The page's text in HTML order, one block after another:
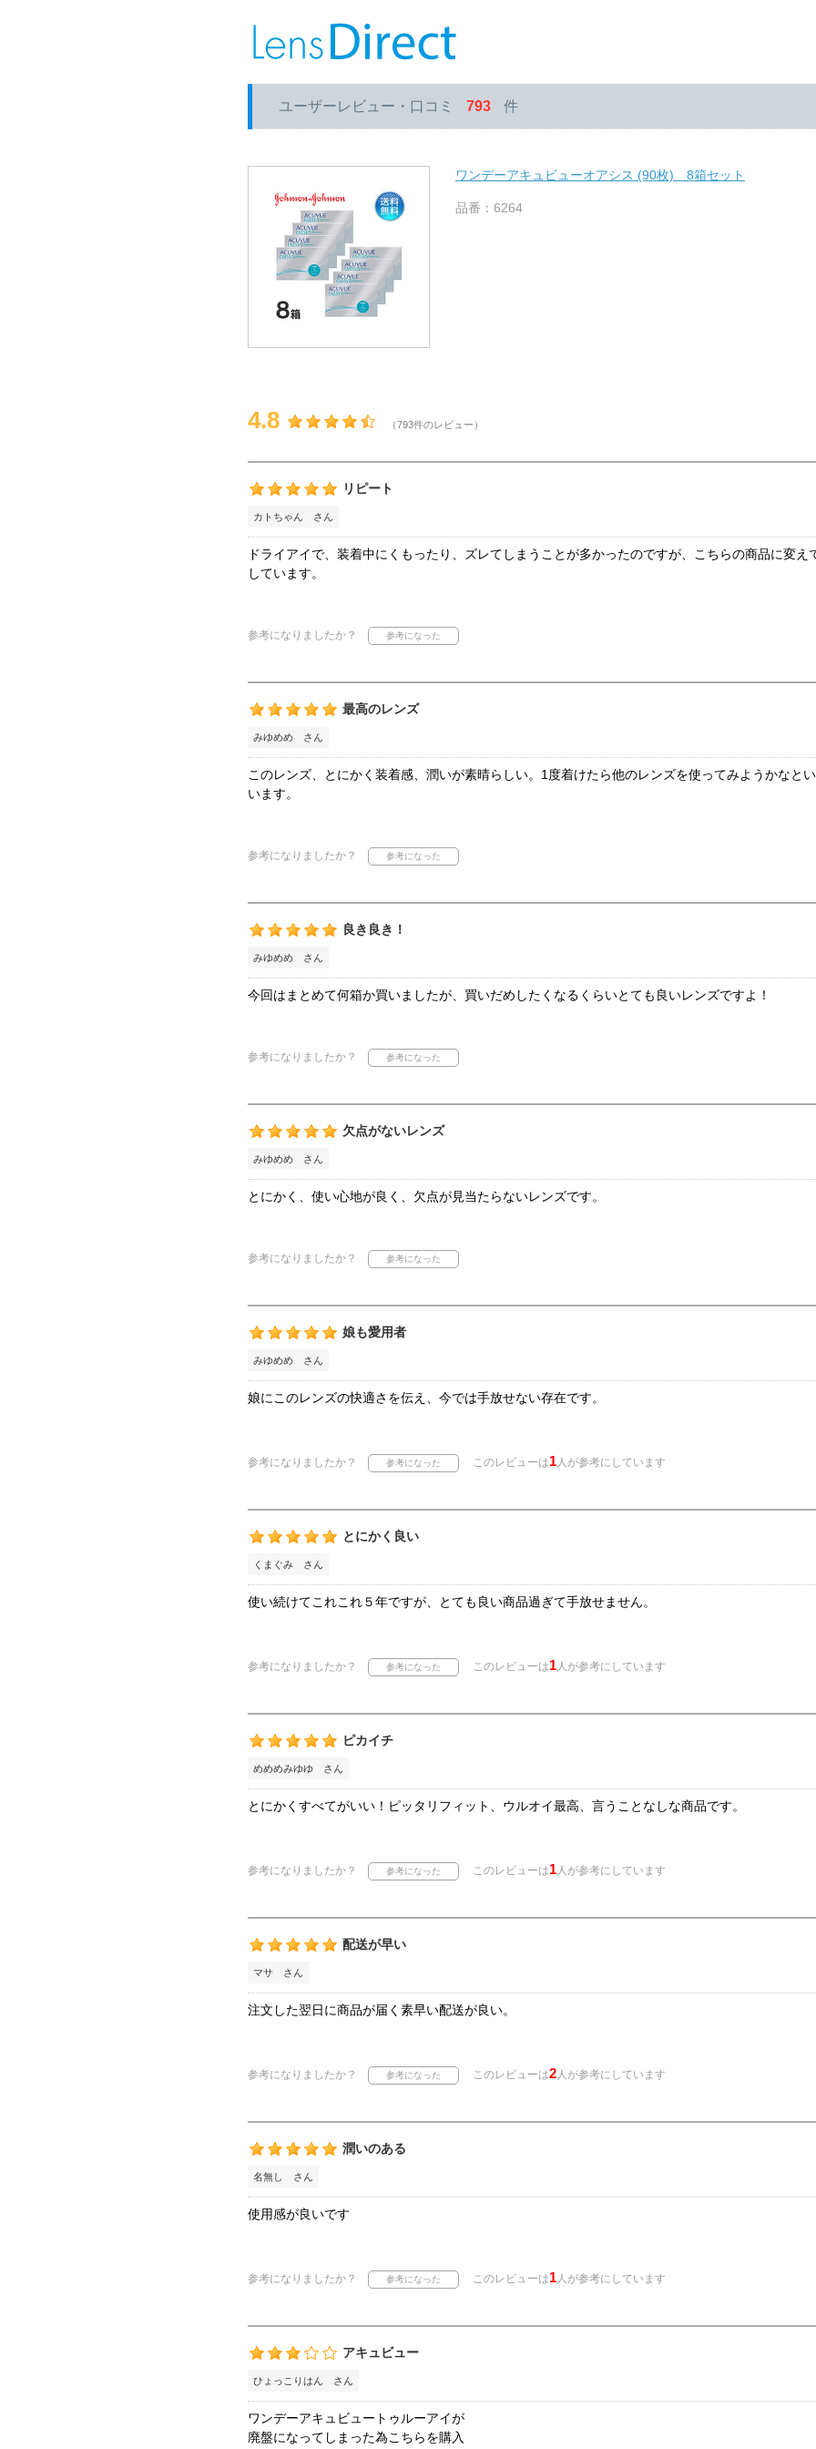
ユーザーレビュー・口コミ 793 件
ワンデーアキュビューオアシス (90枚) 8箱セット
品番：6264
4.8 （793件のレビュー）
リピート
カトちゃん さん
ドライアイで、装着中にくもったり、ズレてしまうことが多かったのですが、こちらの商品に変え
しています。
参考になりましたか？
最高のレンズ
みゆめめ さん
このレンズ、とにかく装着感、潤いが素晴らしい。1度着けたら他のレンズを使ってみようかなと
います。
参考になりましたか？
良き良き！
みゆめめ さん
今回はまとめて何箱か買いましたが、買いだめしたくなるくらいとても良いレンズですよ！
参考になりましたか？
欠点がないレンズ
みゆめめ さん
とにかく、使い心地が良く、欠点が見当たらないレンズです。
参考になりましたか？
娘も愛用者
みゆめめ さん
娘にこのレンズの快適さを伝え、今では手放せない存在です。
参考になりましたか？ このレビューは1人が参考にしています
とにかく良い
くまぐみ さん
使い続けてこれこれ５年ですが、とても良い商品過ぎて手放せません。
参考になりましたか？ このレビューは1人が参考にしています
ピカイチ
めめめみゆゆ さん
とにかくすべてがいい！ピッタリフィット、ウルオイ最高、言うことなしな商品です。
参考になりましたか？ このレビューは1人が参考にしています
配送が早い
マサ さん
注文した翌日に商品が届く素早い配送が良い。
参考になりましたか？ このレビューは2人が参考にしています
潤いのある
名無し さん
使用感が良いです
参考になりましたか？ このレビューは1人が参考にしています
アキュビュー
ひょっこりはん さん
ワンデーアキュビュートゥルーアイが
廃盤になってしまった為こちらを購入